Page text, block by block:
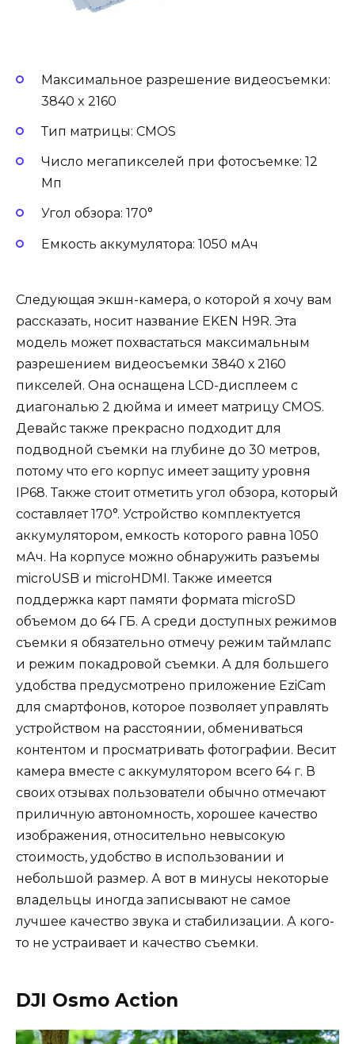
Максимальное разрешение видеосъемки:
3840 x 2160
Тип матрицы: CMOS
Число мегапикселей при фотосъемке: 12
Мп
Угол обзора: 170°
Емкость аккумулятора: 1050 мАч
Следующая экшн-камера, о которой я хочу вам
рассказать, носит название EKEN H9R. Эта
модель может похвастаться максимальным
разрешением видеосъемки 3840 х 2160
пикселей. Она оснащена LCD-дисплеем с
диагональю 2 дюйма и имеет матрицу CMOS.
Девайс также прекрасно подходит для
подводной съемки на глубине до 30 метров,
потому что его корпус имеет защиту уровня
IP68. Также стоит отметить угол обзора, который
составляет 170°. Устройство комплектуется
аккумулятором, емкость которого равна 1050
мАч. На корпусе можно обнаружить разъемы
microUSB и microHDMI. Также имеется
поддержка карт памяти формата microSD
объемом до 64 ГБ. А среди доступных режимов
съемки я обязательно отмечу режим таймлапс
и режим покадровой съемки. А для большего
удобства предусмотрено приложение EziCam
для смартфонов, которое позволяет управлять
устройством на расстоянии, обмениваться
контентом и просматривать фотографии. Весит
камера вместе с аккумулятором всего 64 г. В
своих отзывах пользователи обычно отмечают
приличную автономность, хорошее качество
изображения, относительно невысокую
стоимость, удобство в использовании и
небольшой размер. А вот в минусы некоторые
владельцы иногда записывают не самое
лучшее качество звука и стабилизации. А кого-
то не устраивает и качество съемки.
DJI Osmo Action